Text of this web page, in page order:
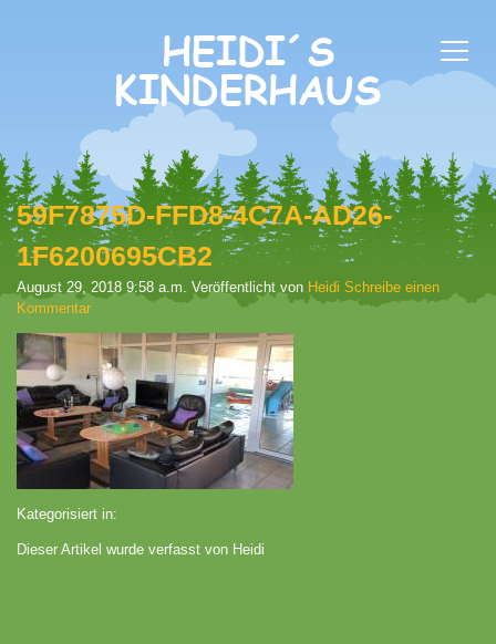
59F7875D-FFD8-4C7A-AD26-
1F6200695CB2
August 29, 2018 9:58 a.m. Veröffentlicht von Heidi Schreibe einen
Kommentar
Kategorisiert in:
Dieser Artikel wurde verfasst von Heidi